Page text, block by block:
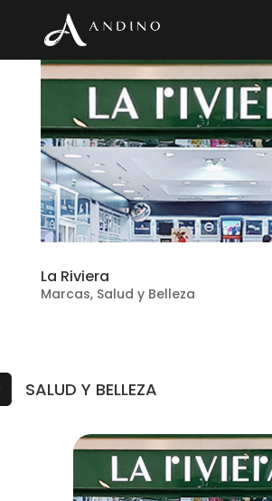
La Riviera
Marcas, Salud y Belleza
SALUD Y BELLEZA